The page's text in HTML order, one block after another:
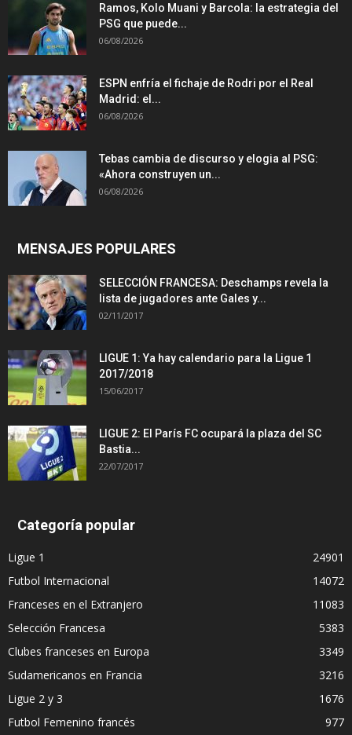
Ramos, Kolo Muani y Barcola: la estrategia del
PSG que puede...
06/08/2026
ESPN enfría el fichaje de Rodri por el Real
Madrid: el...
06/08/2026
Tebas cambia de discurso y elogia al PSG:
«Ahora construyen un...
06/08/2026
MENSAJES POPULARES
SELECCIÓN FRANCESA: Deschamps revela la
lista de jugadores ante Gales y...
02/11/2017
LIGUE 1: Ya hay calendario para la Ligue 1
2017/2018
15/06/2017
LIGUE 2: El París FC ocupará la plaza del SC
Bastia...
22/07/2017
Categoría popular
Ligue 1
24901
Futbol Internacional
14072
Franceses en el Extranjero
11083
Selección Francesa
5383
Clubes franceses en Europa
3349
Sudamericanos en Francia
3216
Ligue 2 y 3
1676
Futbol Femenino francés
977